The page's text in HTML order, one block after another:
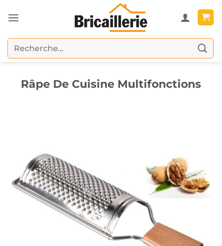
au
Recherche
pour :
Râpe De Cuisine Multifonctions